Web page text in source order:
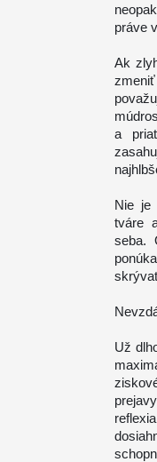
práve
Ak
a
Nie je
tváre
seba.
Už